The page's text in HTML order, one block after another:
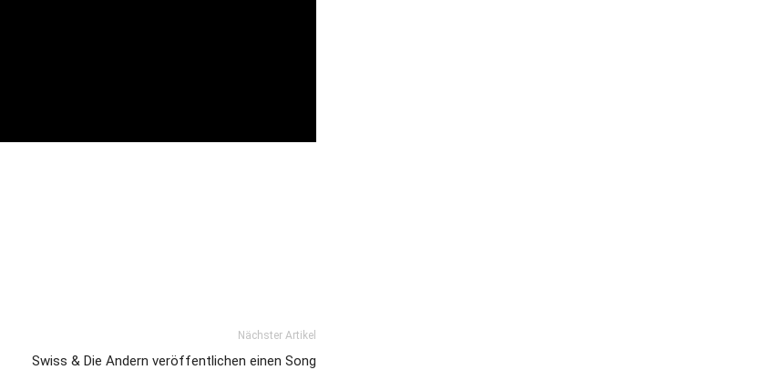
Nächster Artikel
Swiss & Die Andern veröffentlichen einen Song